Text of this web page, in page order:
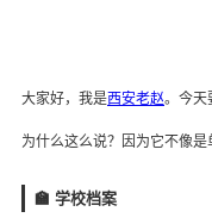
大家好，我是西安老赵。今
为什么这么说？因为它不像
🏫 学校档案